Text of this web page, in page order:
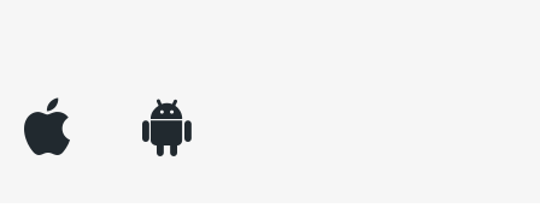
appleinc android